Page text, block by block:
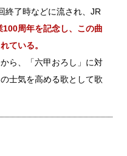
終了時などに流され、JR
周年を記念し、この曲
ている。
ら、「六甲おろし」に対
士気を高める歌として歌